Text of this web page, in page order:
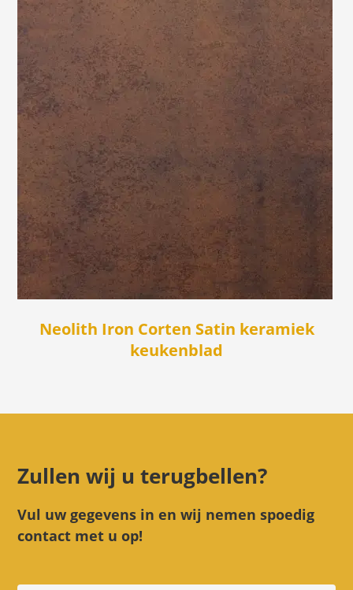
Neolith Iron Corten Satin keramiek
keukenblad
Zullen wij u terugbellen?
Vul uw gegevens in en wij nemen spoedig
contact met u op!